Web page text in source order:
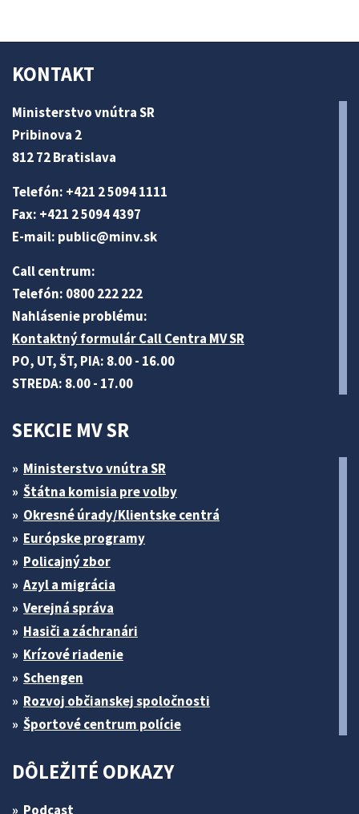
KONTAKT
Ministerstvo vnútra SR
Pribinova 2
812 72 Bratislava
Telefón: +421 2 5094 1111
Fax: +421 2 5094 4397
E-mail: public@minv.sk
Call centrum:
Telefón: 0800 222 222
Nahlásenie problému:
Kontaktný formulár Call Centra MV SR
PO, UT, ŠT, PIA: 8.00 - 16.00
STREDA: 8.00 - 17.00
SEKCIE MV SR
Ministerstvo vnútra SR
Štátna komisia pre volby
Okresné úrady/Klientske centrá
Európske programy
Policajný zbor
Azyl a migrácia
Verejná správa
Hasiči a záchranári
Krízové riadenie
Schengen
Rozvoj občianskej spoločnosti
Športové centrum polície
DÔLEŽITÉ ODKAZY
Podcast